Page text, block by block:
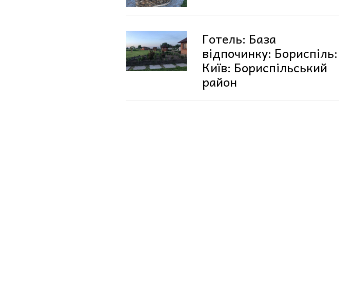
Готель: База
відпочинку: Бориспіль:
Київ: Бориспільський
район